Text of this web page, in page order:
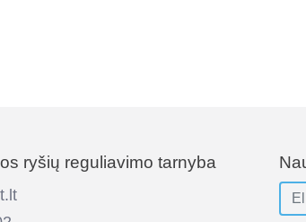
ryšių reguliavimo tarnyba